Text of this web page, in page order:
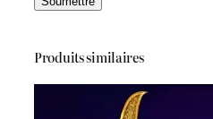
Produits similaires